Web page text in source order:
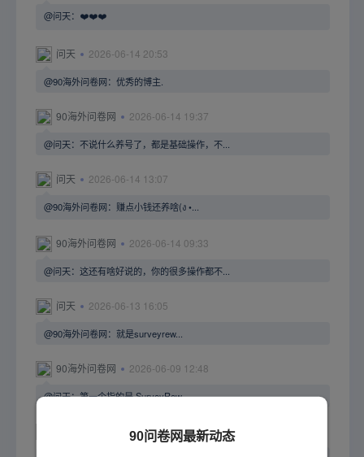
90问卷网最新动态
@问天：❤️❤️❤️
问天 2026-06-14 20:53
@90海外问卷网：优秀的博主.
90海外问卷网 2026-06-14 19:37
@问天：不说什么养号了，都是基础操作，不...
问天 2026-06-14 13:07
@90海外问卷网：赚点小钱还养啥(ง •...
90海外问卷网 2026-06-14 09:33
@问天：这还有啥好说的，你的很多操作都不...
问天 2026-06-13 16:05
@90海外问卷网：就是surveyrew...
90海外问卷网 2026-06-09 12:48
@问天：第一个指的是 SurveyRew...
2026-06-08 13:10